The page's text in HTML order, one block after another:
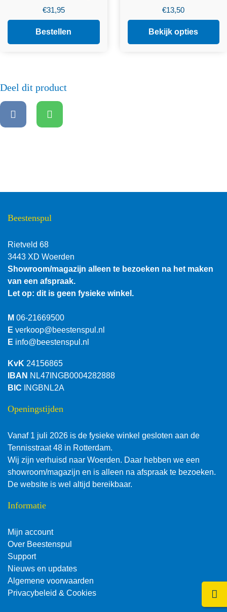
€31,95
Bestellen
€13,50
Bekijk opties
Deel dit product
Beestenspul
Rietveld 68
3443 XD Woerden
Showroom/magazijn alleen te bezoeken na het maken
van een afspraak.
Let op: dit is geen fysieke winkel.
M 06-21669500
E verkoop@beestenspul.nl
E info@beestenspul.nl
KvK 24156865
IBAN NL47INGB0004282888
BIC INGBNL2A
Openingstijden
Vanaf 1 juli 2026 is de fysieke winkel gesloten aan de
Tennisstraat 48 in Rotterdam.
Wij zijn verhuisd naar Woerden. Daar hebben we een
showroom/magazijn en is alleen na afspraak te bezoeken.
De website is wel altijd bereikbaar.
Informatie
Mijn account
Over Beestenspul
Support
Nieuws en updates
Algemene voorwaarden
Privacybeleid & Cookies